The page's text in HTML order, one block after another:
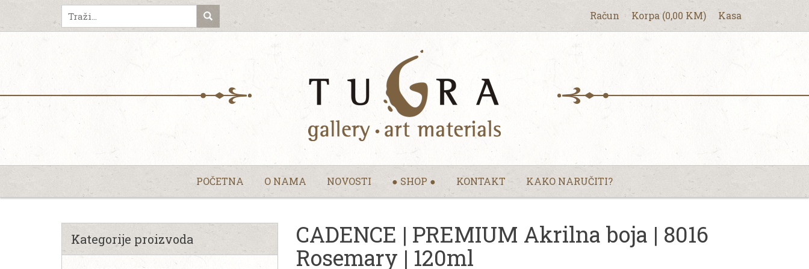
Račun Korpa (0,00 KM) Kasa
POČETNA O NAMA NOVOSTI ● SHOP ● KONTAKT KAKO NARUČITI?
CADENCE | PREMIUM Akrilna boja | 8016
Rosemary | 120ml
Kategorije proizvoda